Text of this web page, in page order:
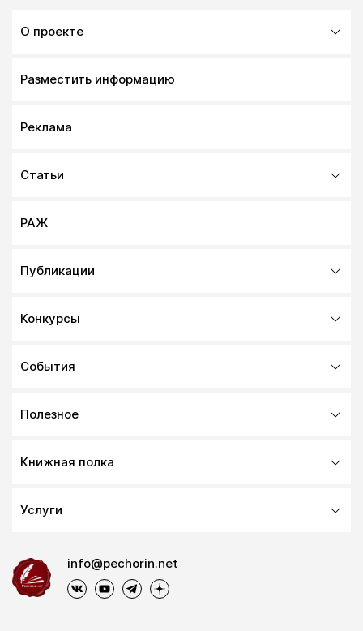
О проекте
Разместить информацию
Реклама
Статьи
РАЖ
Публикации
Конкурсы
События
Полезное
Книжная полка
Услуги
info@pechorin.net